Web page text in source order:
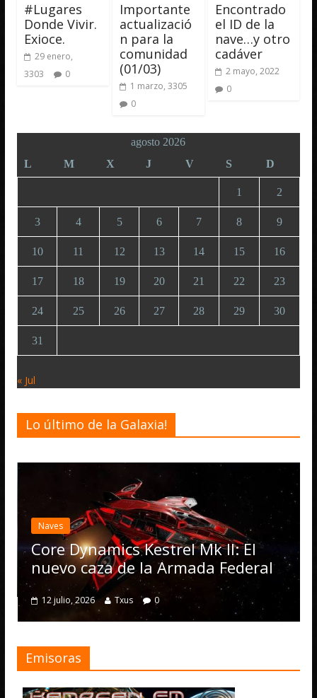
#Lugares
Donde Vivir.
Exioce.
29 enero,
3303
0
Importante
actualizació
n para la
comunidad
(01/03)
1 marzo, 3305
0
Encontrado
el ID de la
nave…y otro
cadáver
2 mayo, 2022
0
agosto 2026
L
M X J V S D
1 2
3 4 5 6 7 8 9
10 11 12 13 14 15 16
17 18 19 20 21 22 23
24 25 26 27 28 29 30
31
« Jul
Lo último de la Galaxia!
Naves
Core Dynamics Kestrel Mk II: El
nuevo caza de la Armada Federal
12 julio, 2026 Txus 0
Emisoras